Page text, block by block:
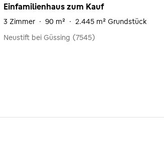
Einfamilienhaus zum Kauf
3 Zimmer · 90 m² · 2.445 m² Grundstück
Neustift bei Güssing (7545)